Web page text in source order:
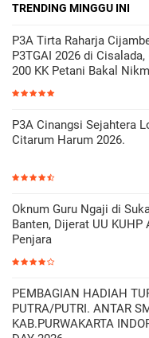
TRENDING MINGGU INI
P3A Tirta Raharja
P3TGAI 2026 di
200 KK Petani Bakal
P3A Cinangsi Sejahtera
Citarum Harum 2026.
Oknum Guru Ngaji di
Banten, Dijerat UU KUHP
Penjara
PEMBAGIAN HADIAH
PUTRA/PUTRI. ANTAR
KAB.PURWAKARTA